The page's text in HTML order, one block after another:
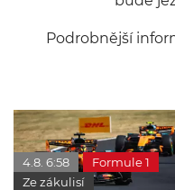
Podrobnější
4.8. 6:58
Formule 1
Ze zákulisí